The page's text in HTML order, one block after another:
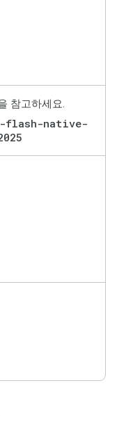
참고하세요.
flash-native-